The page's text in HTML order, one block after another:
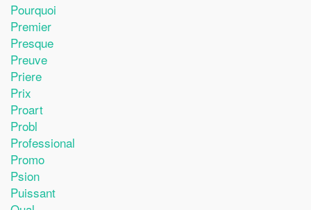
Pourquoi
Premier
Presque
Preuve
Priere
Prix
Proart
Probl
Professional
Promo
Psion
Puissant